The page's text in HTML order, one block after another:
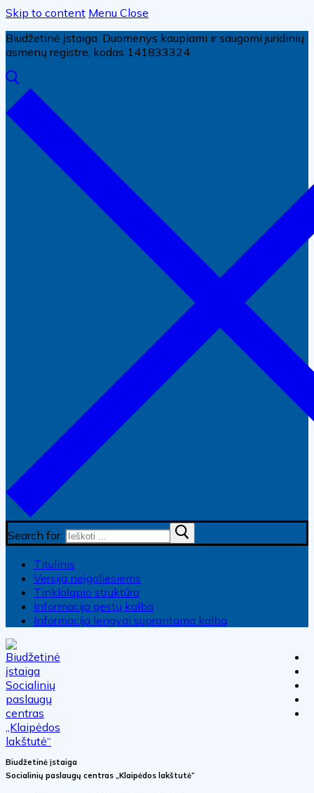
Skip to content Menu Close
Biudžetinė įstaiga. Duomenys kaupiami ir saugomi juridinių
asmenų registre, kodas 141833324
Search for:
Titulinis
Versija neįgaliesiems
Tinklalapio struktūra
Informacija gestų kalba
Informacija lengvai suprantama kalba
Biudžetinė įstaiga
Socialinių paslaugų centras „Klaipėdos lakštutė“